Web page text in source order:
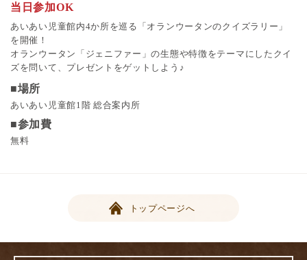
当日参加OK
あいあい児童館内4か所を巡る「オランウータンのクイズラリー」
を開催！
オランウータン「ジェニファー」の生態や特徴をテーマにしたクイ
ズを問いて、プレゼントをゲットしよう♪
■場所
あいあい児童館1階 総合案内所
■参加費
無料
トップページへ